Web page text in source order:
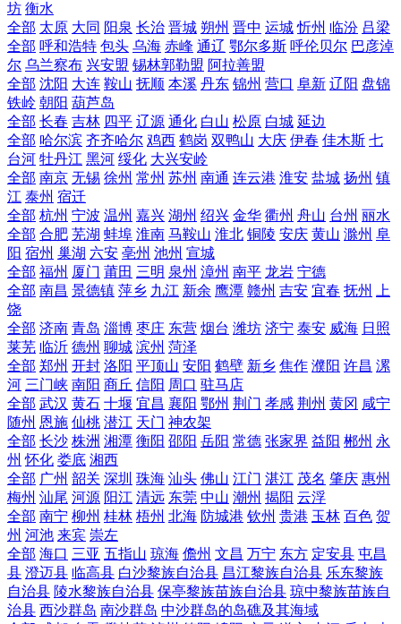
坊 衡水
全部 太原 大同 阳泉 长治 晋城 朔州 晋中 运城 忻州 临汾 吕梁
全部 呼和浩特 包头 乌海 赤峰 通辽 鄂尔多斯 呼伦贝尔 巴彦淖
尔 乌兰察布 兴安盟 锡林郭勒盟 阿拉善盟
全部 沈阳 大连 鞍山 抚顺 本溪 丹东 锦州 营口 阜新 辽阳 盘锦
铁岭 朝阳 葫芦岛
全部 长春 吉林 四平 辽源 通化 白山 松原 白城 延边
全部 哈尔滨 齐齐哈尔 鸡西 鹤岗 双鸭山 大庆 伊春 佳木斯 七
台河 牡丹江 黑河 绥化 大兴安岭
全部 南京 无锡 徐州 常州 苏州 南通 连云港 淮安 盐城 扬州 镇
江 泰州 宿迁
全部 杭州 宁波 温州 嘉兴 湖州 绍兴 金华 衢州 舟山 台州 丽水
全部 合肥 芜湖 蚌埠 淮南 马鞍山 淮北 铜陵 安庆 黄山 滁州 阜
阳 宿州 巢湖 六安 亳州 池州 宣城
全部 福州 厦门 莆田 三明 泉州 漳州 南平 龙岩 宁德
全部 南昌 景德镇 萍乡 九江 新余 鹰潭 赣州 吉安 宜春 抚州
上
饶
全部 济南 青岛 淄博 枣庄 东营 烟台 潍坊 济宁 泰安 威海 日照
莱芜 临沂 德州 聊城 滨州 菏泽
全部 郑州 开封 洛阳 平顶山 安阳 鹤壁 新乡 焦作 濮阳 许昌 漯
河 三门峡 南阳 商丘 信阳 周口 驻马店
全部 武汉 黄石 十堰 宜昌 襄阳 鄂州 荆门 孝感 荆州 黄冈 咸宁
随州 恩施 仙桃 潜江 天门 神农架
全部 长沙 株洲 湘潭 衡阳 邵阳 岳阳 常德 张家界 益阳 郴州 永
州 怀化 娄底 湘西
全部 广州 韶关 深圳 珠海 汕头 佛山 江门 湛江 茂名 肇庆 惠州
梅州 汕尾 河源 阳江 清远 东莞 中山 潮州 揭阳 云浮
全部 南宁 柳州 桂林 梧州 北海 防城港 钦州 贵港 玉林 百色 贺
州 河池 来宾 崇左
全部 海口 三亚 五指山 琼海 儋州 文昌 万宁 东方 定安县 屯昌
县 澄迈县 临高县 白沙黎族自治县 昌江黎族自治县 乐东黎族
自治县 陵水黎族自治县 保亭黎族苗族自治县 琼中黎族苗族自
治县 西沙群岛 南沙群岛 中沙群岛的岛礁及其海域